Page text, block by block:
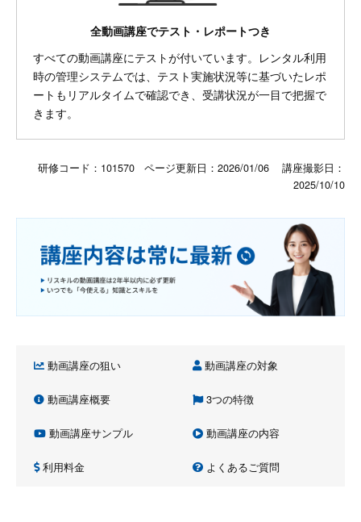
全動画講座でテスト・レポートつき
すべての動画講座にテストが付いています。レンタル利用
時の管理システムでは、テスト実施状況等に基づいたレポ
ートもリアルタイムで確認でき、受講状況が一目で把握で
きます。
研修コード：101570 ページ更新日： 2026/01/06
講座撮影日：
2025/10/10
動画講座の狙い 動画講座の対象
動画講座概要 3つの特徴
動画講座サンプル 動画講座の内容
利用料金 よくあるご質問